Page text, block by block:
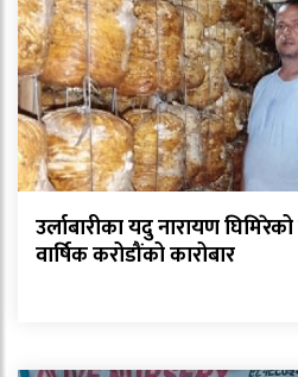
उर्लाबारीका यदु नारायण
वार्षिक करोडौंको कारोबार